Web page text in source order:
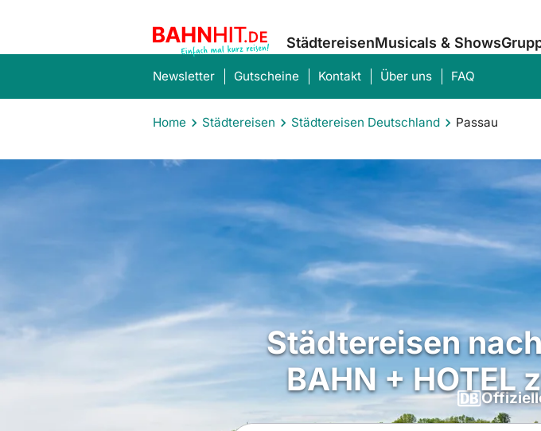
StädtereisenMusicals & Shows
Newsletter Gutscheine Kontakt Über uns FAQ
Home Städtereisen Städtereisen Deutschland Passau
Städtereisen
BAHN + HOTEL